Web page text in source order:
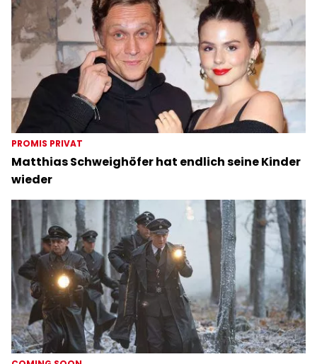
PROMIS PRIVAT
Matthias Schweighöfer hat endlich seine Kinder
wieder